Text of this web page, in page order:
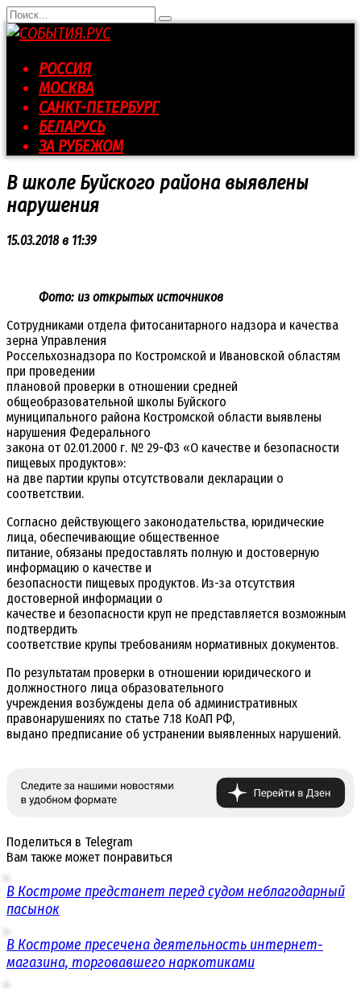
Перейти
к
контенту
Search
for:
РОССИЯ
МОСКВА
САНКТ-ПЕТЕРБУРГ
БЕЛАРУСЬ
ЗА РУБЕЖОМ
В школе Буйского района выявлены
нарушения
15.03.2018 в 11:39
Фото: из открытых источников
Сотрудниками отдела фитосанитарного надзора и качества
зерна Управления
Россельхознадзора по Костромской и Ивановской областям
при проведении
плановой проверки в отношении средней
общеобразовательной школы Буйского
муниципального района Костромской области выявлены
нарушения Федерального
закона от 02.01.2000 г. № 29-ФЗ «О качестве и безопасности
пищевых продуктов»:
на две партии крупы отсутствовали декларации о
соответствии.
Согласно действующего законодательства, юридические
лица, обеспечивающие общественное
питание, обязаны предоставлять полную и достоверную
информацию о качестве и
безопасности пищевых продуктов. Из-за отсутствия
достоверной информации о
качестве и безопасности круп не представляется возможным
подтвердить
соответствие крупы требованиям нормативных документов.
По результатам проверки в отношении юридического и
должностного лица образовательного
учреждения возбуждены дела об административных
правонарушениях по статье 7.18 КоАП РФ,
выдано предписание об устранении выявленных нарушений.
Поделиться в Telegram
Вам также может понравиться
В Костроме предстанет перед судом неблагодарный
пасынок
В Костроме пресечена деятельность интернет-
магазина, торговавшего наркотиками